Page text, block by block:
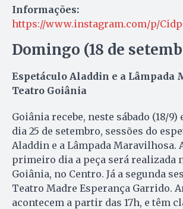
Informações:
https://www.instagram.com/p/
Domingo (18 de
Espetáculo Aladdin e a Lâmpada
Teatro Goiânia
Goiânia recebe, neste sábado (18/9)
dia 25 de setembro, sessões do
Aladdin e a Lâmpada Maravilhosa.
primeiro dia a peça será realizada
Goiânia, no Centro. Já a segunda
Teatro Madre Esperança Garrido.
acontecem a partir das 17h, e têm